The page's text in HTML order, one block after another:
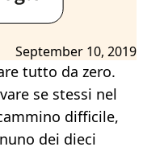
September 10, 2019
tutto da zero.
se stessi nel
difficile,
dei dieci